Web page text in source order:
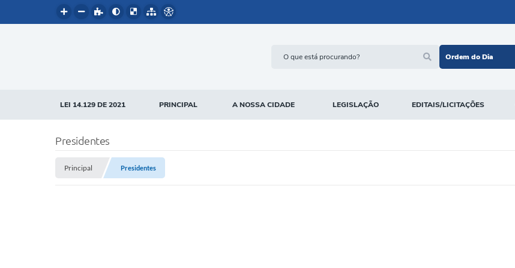
Ordem do Dia
LEI 14.129 DE 2021 PRINCIPAL A NOSSA CIDADE LEGISLAÇÃO EDITAIS/LICITAÇÕES
Presidentes
Principal Presidentes